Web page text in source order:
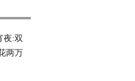
夜:双
两万